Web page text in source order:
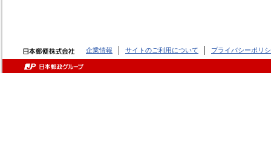
企業情報 サイトのご利用について プライバシーポリ